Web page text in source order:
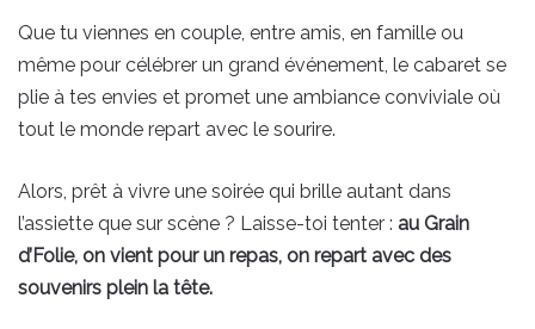
Que tu viennes en couple, entre amis, en famille ou
même pour célébrer un grand événement, le cabaret se
plie à tes envies et promet une ambiance conviviale où
tout le monde repart avec le sourire.
Alors, prêt à vivre une soirée qui brille autant dans
l’assiette que sur scène ? Laisse-toi tenter : au Grain
d’Folie, on vient pour un repas, on repart avec des
souvenirs plein la tête.